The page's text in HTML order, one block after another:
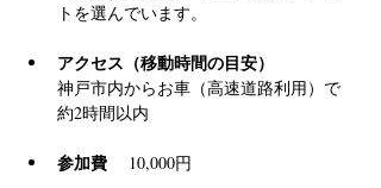
トを選んでいます。
アクセス（移動時間の目安）
神戸市内からお車（高速道路利用）で
約2時間以内
参加費 10,000円